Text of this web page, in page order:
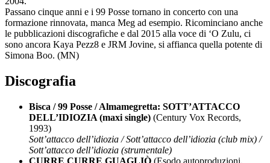
Passano cinque anni e i 99 Posse tornano in concerto con una
formazione rinnovata, manca Meg ad esempio. Ricominciano anche
le pubblicazioni discografiche e dal 2015 alla voce di ‘O Zulu, ci
sono ancora Kaya Pezz8 e JRM Jovine, si affianca quella potente di
Simona Boo. (MN)
Discografia
Bisca / 99 Posse / Almamegretta: SOTT’ATTACCO
DELL’IDIOZIA (maxi single) (Century Vox Records,
1993)
Sott’attacco dell’idiozia / Sott’attacco dell’idiozia (club mix) /
Sott’attacco dell’idiozia (strumentale)
CURRE CURRE GUAGLIÒ (Esodo autoproduzioni,